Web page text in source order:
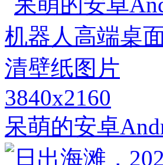
3840x2160
呆萌的安卓